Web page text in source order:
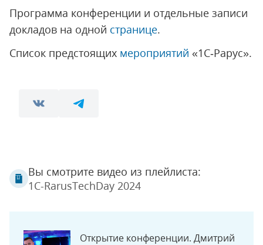
Программа конференции и отдельные записи
докладов на одной странице.
Список предстоящих мероприятий «1С‑Рарус».
Вы смотрите видео из плейлиста:
1C-RarusTechDay 2024
Открытие конференции. Дмитрий